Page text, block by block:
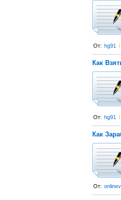
От: hg91 l
Как
От: hg91 l
Как
От: